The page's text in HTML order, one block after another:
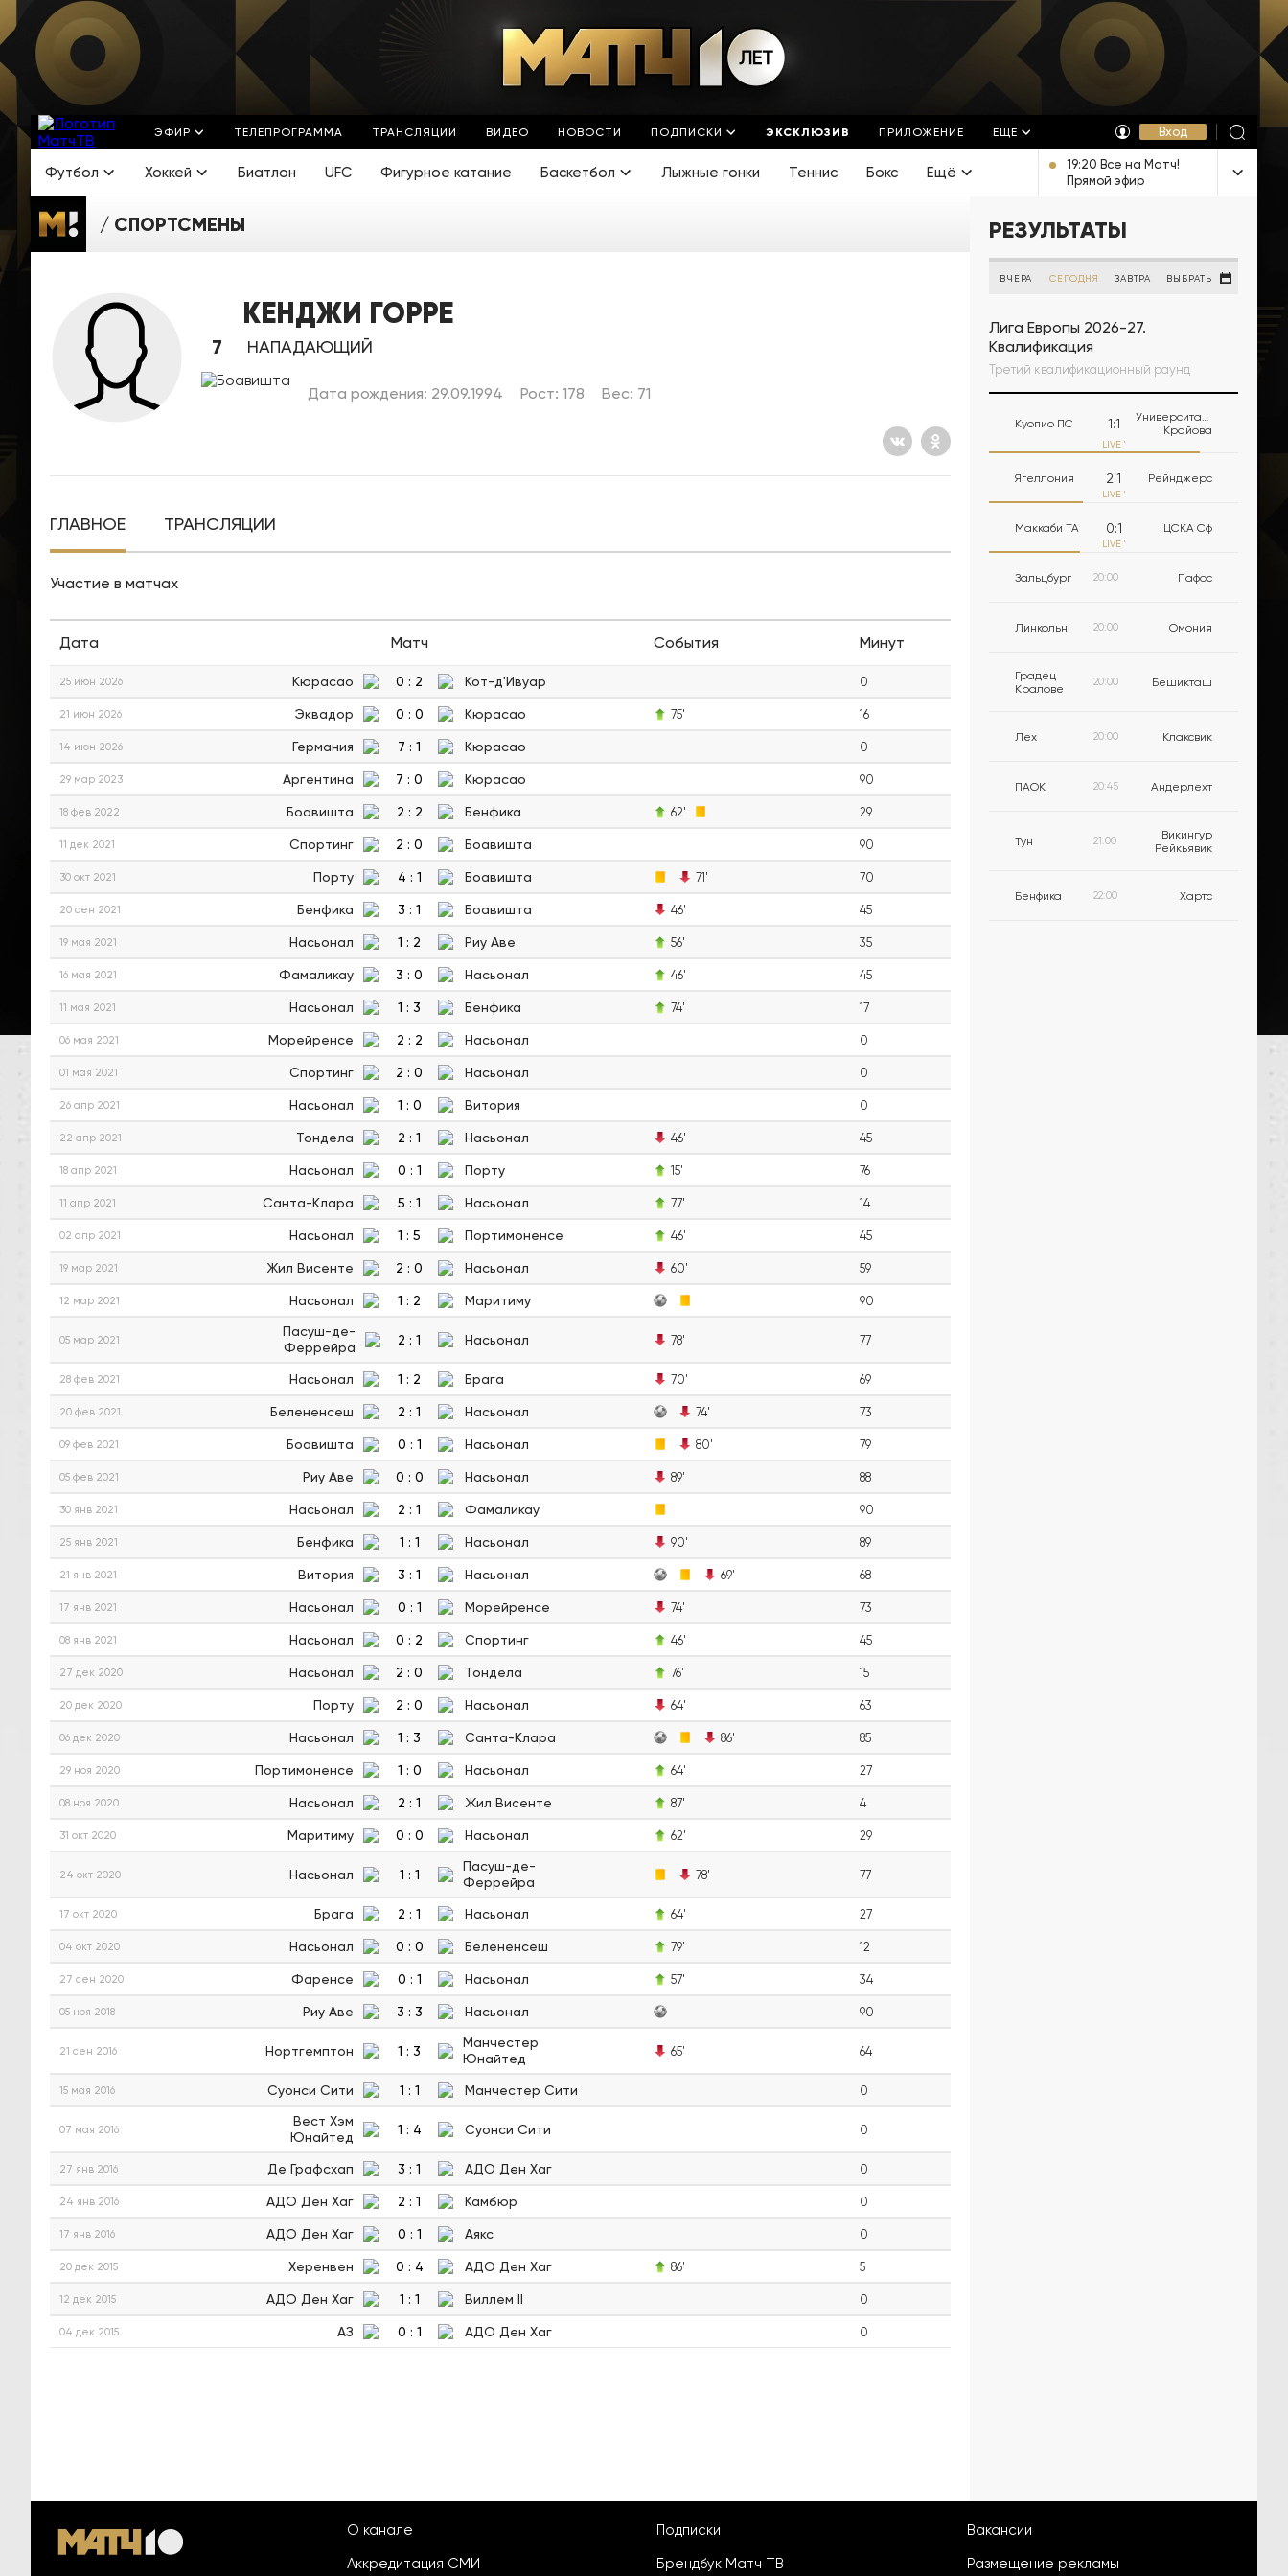
ЭФИР ТЕЛЕПРОГРАММА ТРАНСЛЯЦИИ ВИДЕО НОВОСТИ ПОДПИСКИ ЭКСКЛЮЗИВ ПРИЛОЖЕНИЕ ЕЩЁ Вход
Футбол Хоккей Биатлон UFC Фигурное катание Баскетбол Лыжные гонки Теннис Бокс Ещё
19:20 Все на Матч!
Прямой эфир
СПОРТСМЕНЫ
КЕНДЖИ ГОРРЕ
7 НАПАДАЮЩИЙ
Дата рождения: 29.09.1994 Рост: 178 Вес: 71
ГЛАВНОЕ ТРАНСЛЯЦИИ
Участие в матчах
Дата Матч События Минут
25 июн 2026 Кюрасао 0 : 2 Кот-д'Ивуар 0
21 июн 2026 Эквадор 0 : 0 Кюрасао 75' 16
14 июн 2026 Германия 7 : 1 Кюрасао 0
29 мар 2023 Аргентина 7 : 0 Кюрасао 90
18 фев 2022 Боавишта 2 : 2 Бенфика 62' 29
11 дек 2021 Спортинг 2 : 0 Боавишта 90
30 окт 2021 Порту 4 : 1 Боавишта 71' 70
20 сен 2021 Бенфика 3 : 1 Боавишта 46' 45
19 мая 2021 Насьонал 1 : 2 Риу Аве 56' 35
16 мая 2021 Фамаликау 3 : 0 Насьонал 46' 45
11 мая 2021 Насьонал 1 : 3 Бенфика 74' 17
06 мая 2021 Морейренсе 2 : 2 Насьонал 0
01 мая 2021 Спортинг 2 : 0 Насьонал 0
26 апр 2021 Насьонал 1 : 0 Витория 0
22 апр 2021 Тондела 2 : 1 Насьонал 46' 45
18 апр 2021 Насьонал 0 : 1 Порту 15' 76
11 апр 2021 Санта-Клара 5 : 1 Насьонал 77' 14
02 апр 2021 Насьонал 1 : 5 Портимоненсе 46' 45
19 мар 2021 Жил Висенте 2 : 0 Насьонал 60' 59
12 мар 2021 Насьонал 1 : 2 Маритиму 90
05 мар 2021
Пасуш-де-
Феррейра
2 : 1 Насьонал 78' 77
28 фев 2021 Насьонал 1 : 2 Брага 70' 69
20 фев 2021 Белененсеш 2 : 1 Насьонал 74' 73
09 фев 2021 Боавишта 0 : 1 Насьонал 80' 79
05 фев 2021 Риу Аве 0 : 0 Насьонал 89' 88
30 янв 2021 Насьонал 2 : 1 Фамаликау 90
25 янв 2021 Бенфика 1 : 1 Насьонал 90' 89
21 янв 2021 Витория 3 : 1 Насьонал 69' 68
17 янв 2021 Насьонал 0 : 1 Морейренсе 74' 73
08 янв 2021 Насьонал 0 : 2 Спортинг 46' 45
27 дек 2020 Насьонал 2 : 0 Тондела 76' 15
20 дек 2020 Порту 2 : 0 Насьонал 64' 63
06 дек 2020 Насьонал 1 : 3 Санта-Клара 86' 85
29 ноя 2020 Портимоненсе 1 : 0 Насьонал 64' 27
08 ноя 2020 Насьонал 2 : 1 Жил Висенте 87' 4
31 окт 2020 Маритиму 0 : 0 Насьонал 62' 29
24 окт 2020 Насьонал 1 : 1
Пасуш-де-
Феррейра
78' 77
17 окт 2020 Брага 2 : 1 Насьонал 64' 27
04 окт 2020 Насьонал 0 : 0 Белененсеш 79' 12
27 сен 2020 Фаренсе 0 : 1 Насьонал 57' 34
05 ноя 2018 Риу Аве 3 : 3 Насьонал 90
21 сен 2016 Нортгемптон 1 : 3
Манчестер
Юнайтед
65' 64
15 мая 2016 Суонси Сити 1 : 1 Манчестер Сити 0
07 мая 2016
Вест Хэм
Юнайтед
1 : 4 Суонси Сити 0
27 янв 2016 Де Графсхап 3 : 1 АДО Ден Хаг 0
24 янв 2016 АДО Ден Хаг 2 : 1 Камбюр 0
17 янв 2016 АДО Ден Хаг 0 : 1 Аякс 0
20 дек 2015 Херенвен 0 : 4 АДО Ден Хаг 86' 5
12 дек 2015 АДО Ден Хаг 1 : 1 Виллем II 0
04 дек 2015 АЗ 0 : 1 АДО Ден Хаг 0
РЕЗУЛЬТАТЫ
ВЧЕРА СЕГОДНЯ ЗАВТРА ВЫБРАТЬ
Лига Европы 2026-27.
Квалификация
Третий квалификационный раунд
Куопио ПС 1:1
Университатя
Крайова
LIVE '
Ягеллония 2:1 Рейнджерс
LIVE '
Маккаби ТА 0:1 ЦСКА Сф
LIVE '
Зальцбург 20:00 Пафос
Линкольн 20:00 Омония
Градец
Кралове
20:00 Бешикташ
Лех 20:00 Клаксвик
ПАОК 20:45 Андерлехт
Тун 21:00
Викингур
Рейкьявик
Бенфика 22:00 Хартс
О канале
Аккредитация СМИ
Подписки
Брендбук Матч ТВ
Вакансии
Размещение рекламы